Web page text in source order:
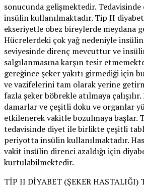
sonucunda gelişmektedir.
insülin kullanılmaktadır. Tip II
ekseriyetle obez bireylerde meydana
Hücrelerdeki çok yağ nedeniyle
seviyesinde direnç mevcuttur ve
salgılanmasına karşın tesir
gereğince şeker yakıtı girmediği için
ve vazifelerini tam olarak yerine
fazla şeker böbrekle atılmaya
damarlar ve çeşitli doku ve organlar
etkilenerek vakitle bozulmaya başlar.
tedavisinde diyet ile birlikte çeşitli
periyotta insülin kullanılmaktadır.
vakit insülin direnci azaldığı için
kurtulabilmektedir.
TİP II DİYABET (ŞEKER HASTALIĞI)